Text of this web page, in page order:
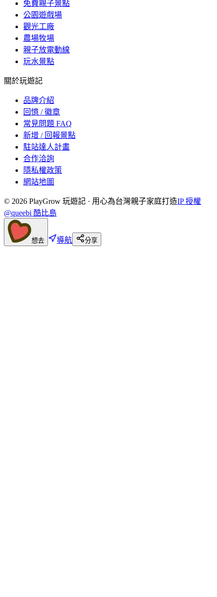
免費親子景點
公園遊戲場
觀光工廠
農場牧場
親子放電動線
玩水景點
關於玩遊記
品牌介紹
回憶 / 徽章
常見問題 FAQ
新增 / 回報景點
駐站達人計畫
合作洽詢
隱私權政策
網站地圖
© 2026 PlayGrow 玩遊記 · 用心為台灣親子家庭打造IP 授權
@queebi 酷比島
想去 導航 分享